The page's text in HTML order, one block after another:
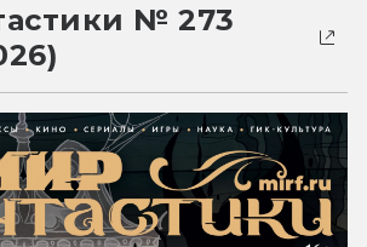
№ 273